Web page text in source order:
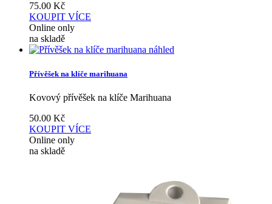
75.00 Kč
KOUPIT VÍCE
Online only
na skladě
náhled
Přívěšek na klíče marihuana
Kovový přívěšek na klíče Marihuana
50.00 Kč
KOUPIT VÍCE
Online only
na skladě